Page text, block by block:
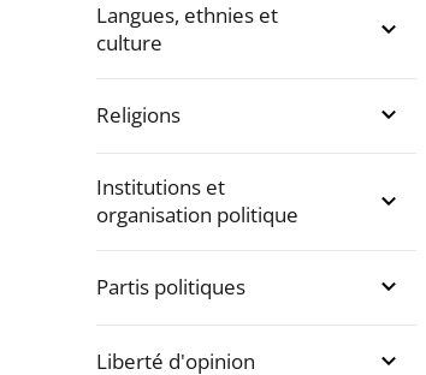
Langues, ethnies et
culture
Religions
Institutions et
organisation politique
Partis politiques
Liberté d'opinion